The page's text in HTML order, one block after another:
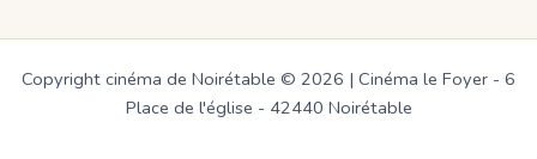
Copyright cinéma de Noirétable © 2026 | Cinéma le Foyer - 6
Place de l'église - 42440 Noirétable